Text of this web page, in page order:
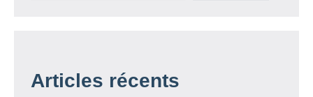
Articles récents